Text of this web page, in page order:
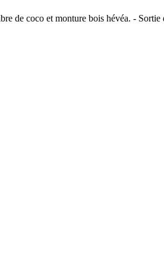
de coco et monture bois hévéa. -